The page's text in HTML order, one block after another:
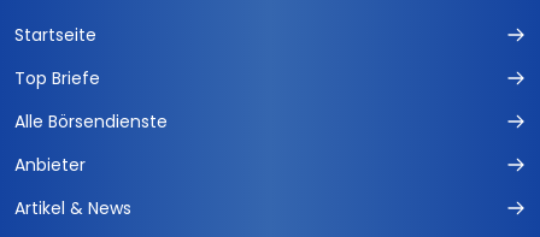
Startseite
Top Briefe
Alle Börsendienste
Anbieter
Artikel & News